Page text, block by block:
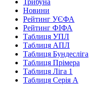
Трибуна
Новини
Рейтинг УЄФА
Рейтинг ФІФА
Таблиця УПЛ
Таблиця АПЛ
Таблиця Бундесліга
Таблиця Прімера
Таблиця Ліга 1
Таблиця Серія А